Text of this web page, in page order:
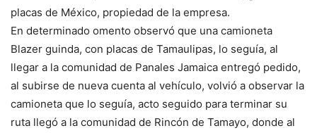
placas de México, propiedad de la empresa.
En determinado omento observó que una camioneta
Blazer guinda, con placas de Tamaulipas, lo seguía, al
llegar a la comunidad de Panales Jamaica entregó pedido,
al subirse de nueva cuenta al vehículo, volvió a observar la
camioneta que lo seguía, acto seguido para terminar su
ruta llegó a la comunidad de Rincón de Tamayo, donde al